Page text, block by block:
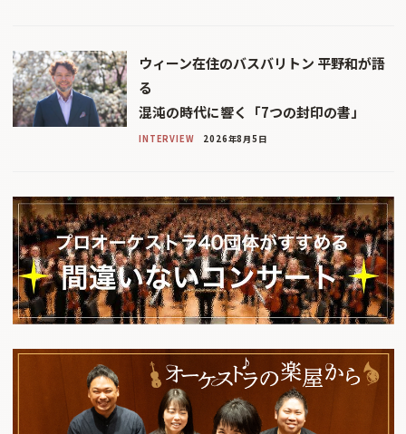
ウィーン在住のバスバリトン 平野和が語
る
混沌の時代に響く「7つの封印の書」
INTERVIEW 2026年8月5日